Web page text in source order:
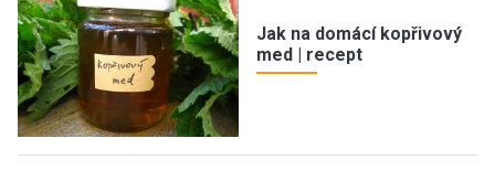
Jak na domácí kopřivový
med | recept